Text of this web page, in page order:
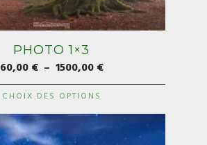
PHOTO 1×3
60,00€ – 1500,00€Plage
de
60,00 €
CHOIX DES OPTIONS